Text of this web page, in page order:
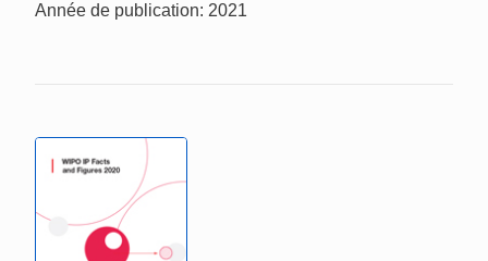
Année de publication: 2021